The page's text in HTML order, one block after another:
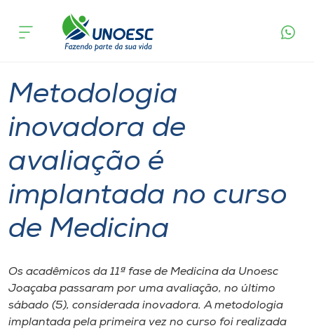
Cursos
Pesquisa
Atendimento ao Estudante
Portal de Ensino
Internacionalização
acontece
Metodologia
inovadora de
avaliação é
implantada no curso
de Medicina
Os acadêmicos da 11ª fase de Medicina da Unoesc
Joaçaba passaram por uma avaliação, no último
sábado (5), considerada inovadora. A metodologia
implantada pela primeira vez no curso foi realizada